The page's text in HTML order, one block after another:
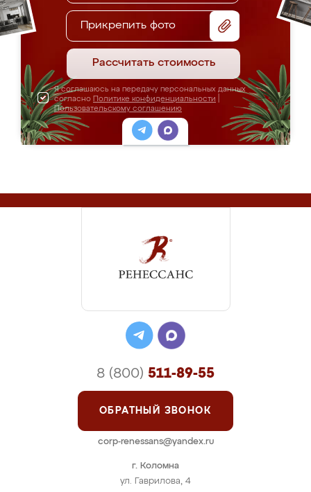
Прикрепить фото
Рассчитать стоимость
Я соглашаюсь на передачу персональных данных
согласно Политике конфиденциальности
Пользовательскому соглашению
г. Коломна
ул. Гаврилова, 4
8 (800) 511-89-55
ОБРАТНЫЙ ЗВОНОК
corp-renessans@yandex.ru